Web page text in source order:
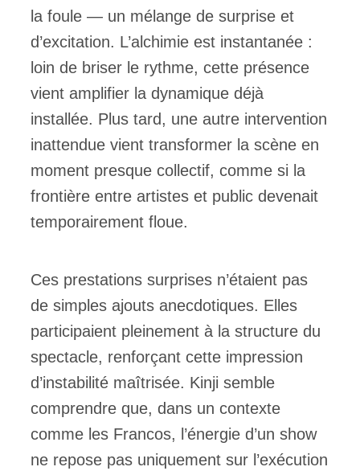
la foule — un mélange de surprise et
d’excitation. L’alchimie est instantanée :
loin de briser le rythme, cette présence
vient amplifier la dynamique déjà
installée. Plus tard, une autre intervention
inattendue vient transformer la scène en
moment presque collectif, comme si la
frontière entre artistes et public devenait
temporairement floue.
Ces prestations surprises n’étaient pas
de simples ajouts anecdotiques. Elles
participaient pleinement à la structure du
spectacle, renforçant cette impression
d’instabilité maîtrisée. Kinji semble
comprendre que, dans un contexte
comme les Francos, l’énergie d’un show
ne repose pas uniquement sur l’exécution